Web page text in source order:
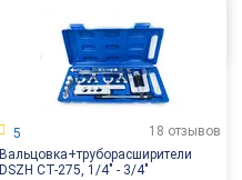
18 отзывов
5
Вальцовка+труборасширители
DSZH CT-275, 1/4" - 3/4"